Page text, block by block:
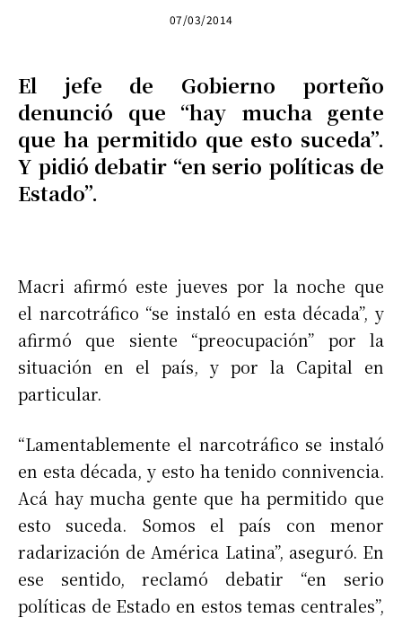
07/03/2014
El jefe de Gobierno porteño
denunció que “hay mucha gente
que ha permitido que esto suceda”.
Y pidió debatir “en serio políticas de
Estado”.
Macri afirmó este jueves por la noche que
el narcotráfico “se instaló en esta década”, y
afirmó que siente “preocupación” por la
situación en el país, y por la Capital en
particular.
“Lamentablemente el narcotráfico se instaló
en esta década, y esto ha tenido connivencia.
Acá hay mucha gente que ha permitido que
esto suceda. Somos el país con menor
radarización de América Latina”, aseguró. En
ese sentido, reclamó debatir “en serio
políticas de Estado en estos temas centrales”,